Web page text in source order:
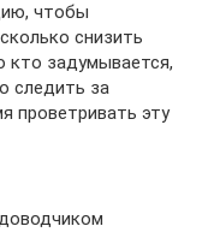
чтобы
снизить
кто задумывается,
следить за
проветривать эту